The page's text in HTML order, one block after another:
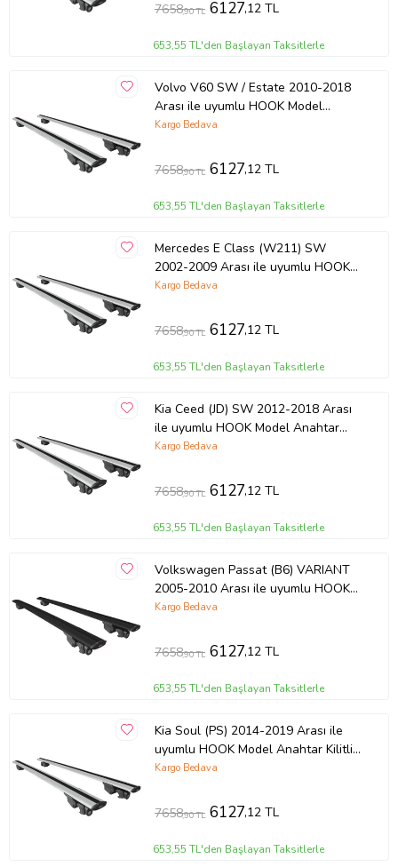
7658,90 TL 6127,12 TL
653,55 TL'den Başlayan Taksitlerle
Volvo V60 SW / Estate 2010-2018
Arası ile uyumlu HOOK Model
Anahtar Kilitli Ara Atkı Tavan Barı
Kargo Bedava
7658,90 TL 6127,12 TL
653,55 TL'den Başlayan Taksitlerle
Mercedes E Class (W211) SW
2002-2009 Arası ile uyumlu HOOK
Model Anahtar Kilitli Ara Atkı Tavan
Kargo Bedava
7658,90 TL 6127,12 TL
653,55 TL'den Başlayan Taksitlerle
Kia Ceed (JD) SW 2012-2018 Arası
ile uyumlu HOOK Model Anahtar
Kilitli Ara Atkı Tavan Barı GRİ
Kargo Bedava
7658,90 TL 6127,12 TL
653,55 TL'den Başlayan Taksitlerle
Volkswagen Passat (B6) VARIANT
2005-2010 Arası ile uyumlu HOOK
Model Anahtar Kilitli Ara Atkı Tavan
Kargo Bedava
7658,90 TL 6127,12 TL
653,55 TL'den Başlayan Taksitlerle
Kia Soul (PS) 2014-2019 Arası ile
uyumlu HOOK Model Anahtar Kilitli
Ara Atkı Tavan Barı GRİ
Kargo Bedava
7658,90 TL 6127,12 TL
653,55 TL'den Başlayan Taksitlerle